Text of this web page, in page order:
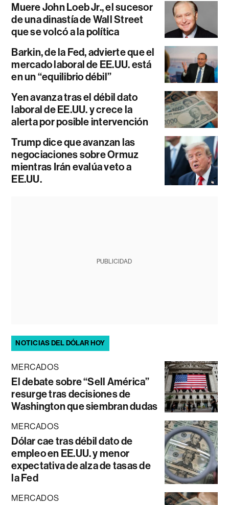
Muere John Loeb Jr., el sucesor
de una dinastía de Wall Street
que se volcó a la política
Barkin, de la Fed, advierte que el
mercado laboral de EE.UU. está
en un “equilibrio débil”
Yen avanza tras el débil dato
laboral de EE.UU. y crece la
alerta por posible intervención
Trump dice que avanzan las
negociaciones sobre Ormuz
mientras Irán evalúa veto a
EE.UU.
PUBLICIDAD
NOTICIAS DEL DÓLAR HOY
MERCADOS
El debate sobre “Sell América”
resurge tras decisiones de
Washington que siembran dudas
MERCADOS
Dólar cae tras débil dato de
empleo en EE.UU. y menor
expectativa de alza de tasas de
la Fed
MERCADOS